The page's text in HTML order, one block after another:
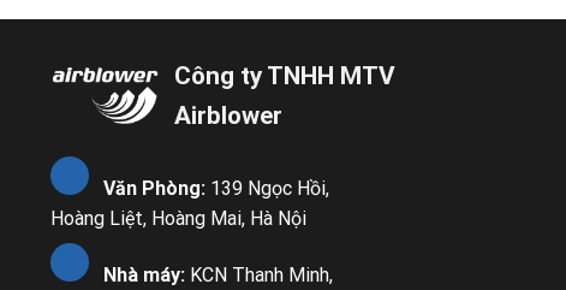
Công ty TNHH MTV
Airblower
Văn Phòng: 139 Ngọc Hồi,
Hoàng Liệt, Hoàng Mai, Hà Nội
Nhà máy: KCN Thanh Minh,